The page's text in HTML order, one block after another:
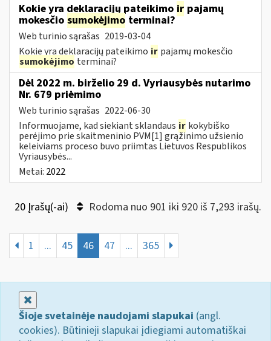
Kokie yra deklaracijų pateikimo ir pajamų
mokesčio sumokėjimo terminai?
Web turinio sąrašas 2019-03-04
Kokie yra deklaracijų pateikimo ir pajamų mokesčio
sumokėjimo terminai?
Dėl 2022 m. birželio 29 d. Vyriausybės nutarimo
Nr. 679 priėmimo
Web turinio sąrašas 2022-06-30
Informuojame, kad siekiant sklandaus ir kokybiško
perėjimo prie skaitmeninio PVM[1] grąžinimo užsienio
keleiviams proceso buvo priimtas Lietuvos Respublikos
Vyriausybės...
Metai: 2022
20 Įrašų(-ai) Rodoma nuo 901 iki 920 iš 7,293 irašų.
1 ... 45 46 47 ... 365
Šioje svetainėje naudojami slapukai (angl.
cookies). Būtinieji slapukai įdiegiami automatiškai